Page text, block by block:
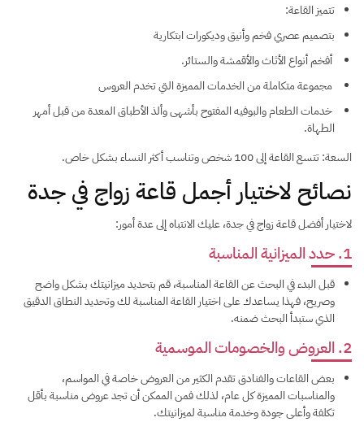
تتميز القاعة:
بتصميم عصري فخم وأنيق وديكورات ابتكارية
أفخم أنواع الأثاث والأقمشة والستائر.
مجموعة متكاملة من الخدمات المميزة التي تخدم العروس
خدمات الطعام والبوفيه المفتوح بأشهى وألذ الأطباق المعدة من قبل أمهر
الطهاة.
السعة: تتسع القاعة إلى 100 شخص وتناسب أكثر النساء بشكل خاص.
نصائح لاختيار أجمل قاعة زواج في جدة
لاختيار أفضل قاعة زواج في جدة، عليك الانتباه إلى عدة أمور:
1. حدد الميزانية المناسبة
قبل البدء في البحث عن القاعة المناسبة، قم بتحديد ميزانيتك بشكل واضح
وصريح، فهذا يساعدك على اختيار القاعة المناسبة لك وتحديد النطاق الدقيق
الذي ستبدأ البحث ضمنه.
2. العروض والخصومات الموسمية
بعض القاعات والفنادق تقدم الكثير من العروض خاصة في المواسم،
والمناسبات المميزة كل عام، لذلك فمن الممكن أن تجد عروض مناسبة بأقل
تكلفة وأعلى جودة وخدمة مناسبة لميزانيتك.